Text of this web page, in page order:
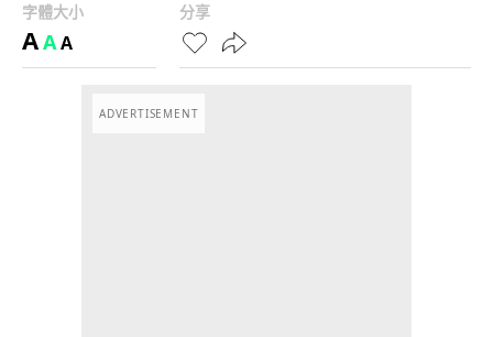
字體大小
AAA
分享
ADVERTISEMENT